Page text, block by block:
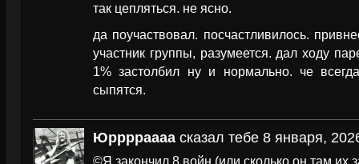
так цепляться. не ясно.
да поучаствовал. посчастливилось.
участник группы, разумеется. дал ходу
1% застолбил ну и нормально. че
сыпятся.
Юрррраааа сказал тебе 8 января,
©Я закончил 8 войн (или сколько он там их